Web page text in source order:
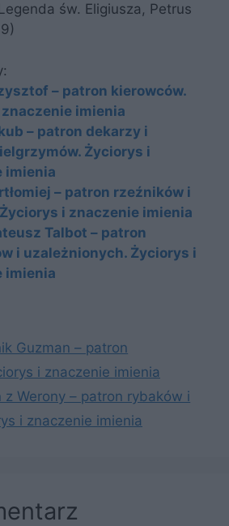
św. Eligiusza, Petrus
– patron kierowców.
imienia
– patron dekarzy i
Życiorys i
imienia
– patron rzeźników i
i znaczenie imienia
Talbot – patron
i uzależnionych. Życiorys i
imienia
Guzman – patron
i znaczenie imienia
z Werony – patron rybaków i
i znaczenie imienia